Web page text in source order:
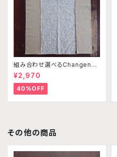
組み合わせ選べるChangenab
leエプロン ※前部分のみ サ
ークル刺繍ベージュ×ベージュ×
ベージュ （※本体部分は別売
りです）
¥2,970
40%OFF
その他の商品